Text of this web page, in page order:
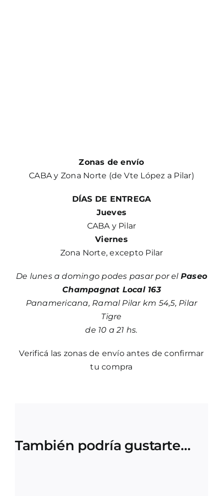
Zonas de envío
CABA y Zona Norte (de Vte López a Pilar)
DÍAS DE ENTREGA
Jueves
CABA y Pilar
Viernes
Zona Norte, excepto Pilar
De lunes a domingo podes pasar por el Paseo
Champagnat Local 163
Panamericana, Ramal Pilar km 54,5, Pilar
Tigre
de 10 a 21 hs.
Verificá las zonas de envío antes de confirmar
tu compra
También podría gustarte…